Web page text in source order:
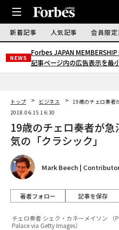
新着記事 人気記事 会員限
NEWS
Forbes JAPAN MEMBERSHIP
記事ページ内の広告表示を最
トップ ビジネス
19歳のチェロ奏者
2018.06.15 16:30
19歳のチェロ奏者が
気の「クラシック」
Mark Beech |
著者フォロー 記事を保存
チェロ奏者 シェク・カネーメイソン
Palace via Getty Images）